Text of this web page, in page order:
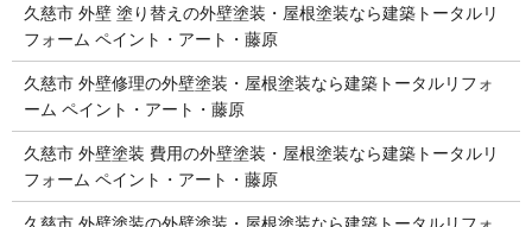
久慈市 外壁 塗り替えの外壁塗装・屋根塗装なら建築トータルリ
フォーム ペイント・アート・藤原
久慈市 外壁修理の外壁塗装・屋根塗装なら建築トータルリフォ
ーム ペイント・アート・藤原
久慈市 外壁塗装 費用の外壁塗装・屋根塗装なら建築トータルリ
フォーム ペイント・アート・藤原
久慈市 外壁塗装の外壁塗装・屋根塗装なら建築トータルリフォ